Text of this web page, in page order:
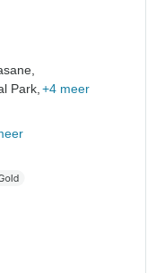
Park, +4 meer